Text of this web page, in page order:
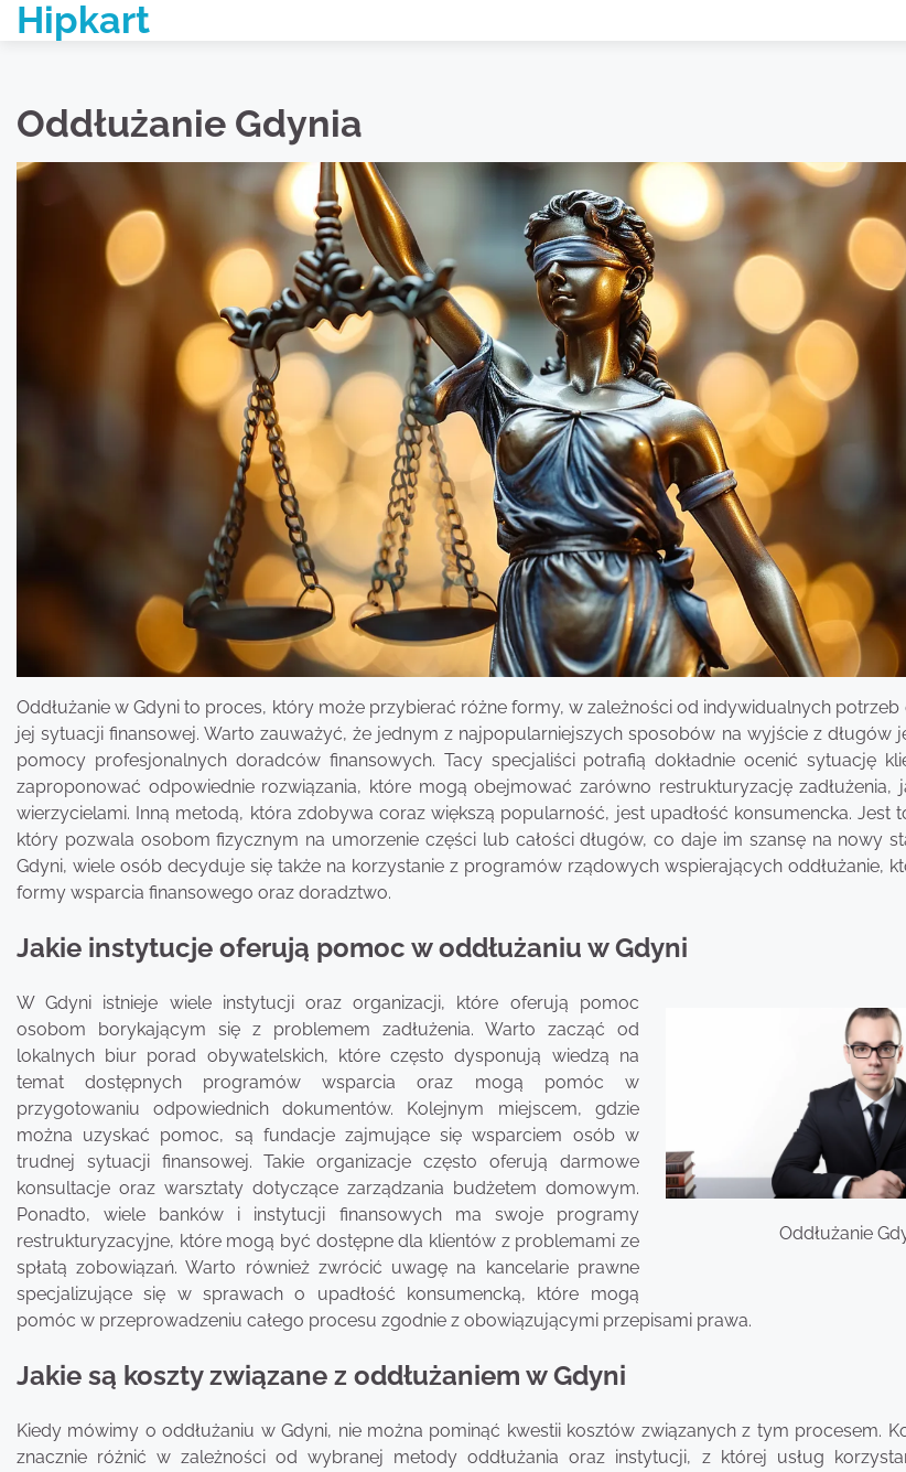
SkipHipkart
Oddłużanie Gdynia
Oddłużanie w Gdyni to proces, który może przybierać różne formy, w zależności od indywidualnych
jej sytuacji finansowej. Warto zauważyć, że jednym z najpopularniejszych sposobów na wyjście z długów
pomocy profesjonalnych doradców finansowych. Tacy specjaliści potrafią dokładnie ocenić sytuację
zaproponować odpowiednie rozwiązania, które mogą obejmować zarówno restrukturyzację zadłużenia,
wierzycielami. Inną metodą, która zdobywa coraz większą popularność, jest upadłość konsumencka. Jest
który pozwala osobom fizycznym na umorzenie części lub całości długów, co daje im szansę na nowy
Gdyni, wiele osób decyduje się także na korzystanie z programów rządowych wspierających oddłużanie,
formy wsparcia finansowego oraz doradztwo.
Jakie instytucje oferują pomoc w oddłużaniu w Gdyni
Oddłużanie
W Gdyni istnieje wiele instytucji oraz organizacji, które oferują pomoc
osobom borykającym się z problemem zadłużenia. Warto zacząć od
lokalnych biur porad obywatelskich, które często dysponują wiedzą na
temat dostępnych programów wsparcia oraz mogą pomóc w
przygotowaniu odpowiednich dokumentów. Kolejnym miejscem, gdzie
można uzyskać pomoc, są fundacje zajmujące się wsparciem osób w
trudnej sytuacji finansowej. Takie organizacje często oferują darmowe
konsultacje oraz warsztaty dotyczące zarządzania budżetem domowym.
Ponadto, wiele banków i instytucji finansowych ma swoje programy
restrukturyzacyjne, które mogą być dostępne dla klientów z problemami ze
spłatą zobowiązań. Warto również zwrócić uwagę na kancelarie prawne
specjalizujące się w sprawach o upadłość konsumencką, które mogą
pomóc w przeprowadzeniu całego procesu zgodnie z obowiązującymi przepisami prawa.
Jakie są koszty związane z oddłużaniem w Gdyni
Kiedy mówimy o oddłużaniu w Gdyni, nie można pominąć kwestii kosztów związanych z tym procesem.
znacznie różnić w zależności od wybranej metody oddłużania oraz instytucji, z której usług